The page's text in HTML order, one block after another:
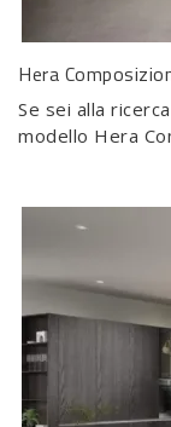
Hera
Se sei alla
modello Hera